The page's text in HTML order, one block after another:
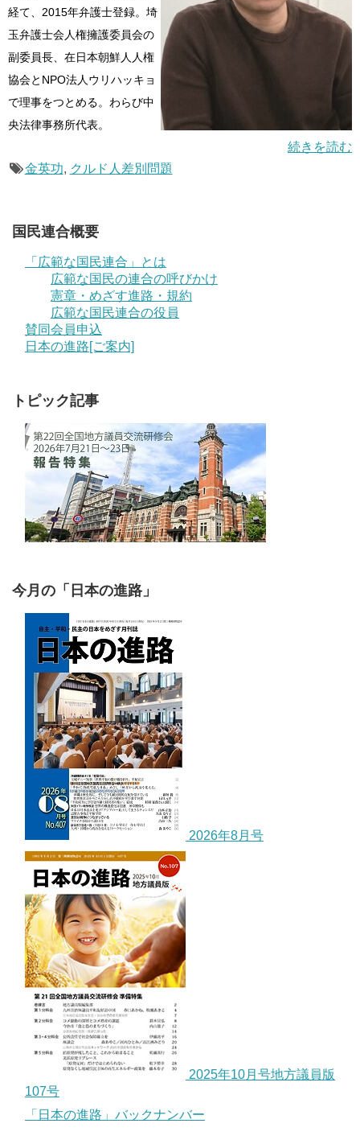
経て、2015年弁護士登録。埼
玉弁護士会人権擁護委員会の
副委員長、在日本朝鮮人人権
協会とNPO法人ウリハッキョ
で理事をつとめる。わらび中
央法律事務所代表。
続きを読む
金英功, クルド人差別問題
国民連合概要
「広範な国民連合」とは
広範な国民の連合の呼びかけ
憲章・めざす進路・規約
広範な国民連合の役員
賛同会員申込
日本の進路[ご案内]
トピック記事
今月の「日本の進路」
2026年8月号
2025年10月号地方議員版
107号
「日本の進路」バックナンバー